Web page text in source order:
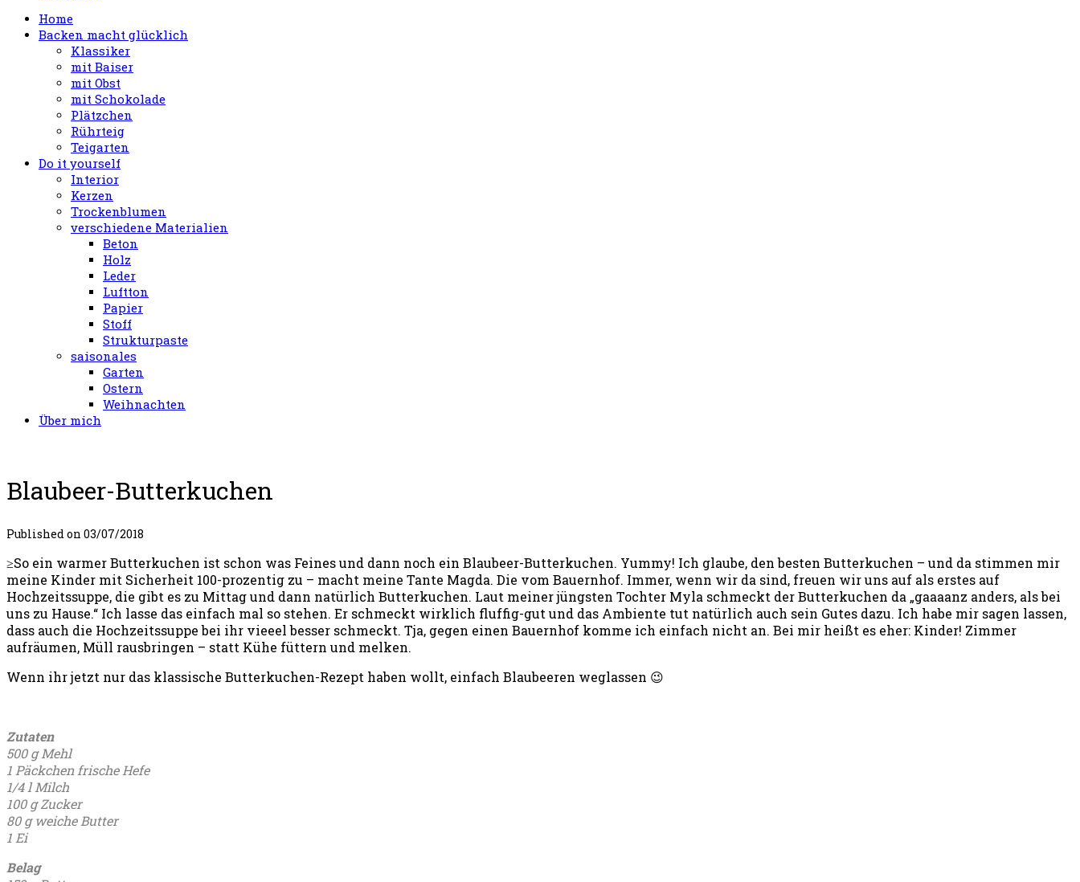
Home
Backen macht glücklich
Klassiker
mit Baiser
mit Obst
mit Schokolade
Plätzchen
Rührteig
Teigarten
Do it yourself
Interior
Kerzen
Trockenblumen
verschiedene Materialien
Beton
Holz
Leder
Luftton
Papier
Stoff
Strukturpaste
saisonales
Garten
Ostern
Weihnachten
Über mich
Blaubeer-Butterkuchen
Published on 03/07/2018
≥So ein warmer Butterkuchen ist schon was Feines und dann noch ein Blaubeer-Butterkuchen. Yummy! Ich glaube, den besten Butterkuchen – und da stimmen mir
meine Kinder mit Sicherheit 100-prozentig zu – macht meine Tante Magda. Die vom Bauernhof. Immer, wenn wir da sind, freuen wir uns auf als erstes auf
Hochzeitssuppe, die gibt es zu Mittag und dann natürlich Butterkuchen. Laut meiner jüngsten Tochter Myla schmeckt der Butterkuchen da „gaaaanz anders, als bei
uns zu Hause.“ Ich lasse das einfach mal so stehen. Er schmeckt wirklich fluffig-gut und das Ambiente tut natürlich auch sein Gutes dazu. Ich habe mir sagen lassen,
dass auch die Hochzeitssuppe bei ihr vieeel besser schmeckt. Tja, gegen einen Bauernhof komme ich einfach nicht an. Bei mir heißt es eher: Kinder! Zimmer
aufräumen, Müll rausbringen – statt Kühe füttern und melken.
Wenn ihr jetzt nur das klassische Butterkuchen-Rezept haben wollt, einfach Blaubeeren weglassen 😉
Zutaten
500 g Mehl
1 Päckchen frische Hefe
1/4 l Milch
100 g Zucker
80 g weiche Butter
1 Ei
Belag